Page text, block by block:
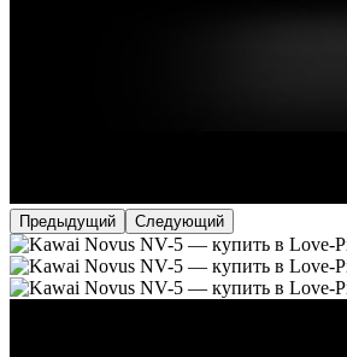
Предыдущий Следующий